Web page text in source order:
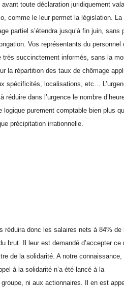
toute déclaration juridiquement
comme le leur permet la législation. La
partiel s’étendra jusqu’à fin juin, sans
Vos représentants du personnel
très succinctement informés, sans la
la répartition des taux de chômage
spécificités, localisations, etc…
réduire dans l’urgence le nombre
logique purement comptable bien plus
précipitation irrationnelle.
réduira donc les salaires nets à 84% de
brut. Il leur est demandé d’accepter ce
de la solidarité. A notre connaissance,
à la solidarité n’a été lancé à la
ni aux actionnaires. Il en est